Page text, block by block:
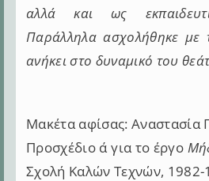
αλλά και ως
Παράλληλα ασχολήθηκε με
ανήκει στο δυναμικό του
Μακέτα αφίσας: Αναστασία
Προσχέδιο α΄ για το έργο
Σχολή Καλών Τεχνών, 1982-